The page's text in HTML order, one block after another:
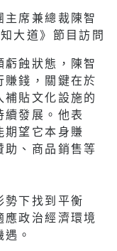
席兼總裁陳智
大道》節目訪問
蝕狀態，陳智
賺錢，關鍵在於
貼文化設施的
續發展。他表
期望它本身賺
助、商品銷售等
勢下找到平衡
政治經濟環境
。